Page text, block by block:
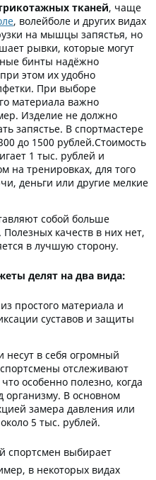
тканей, чаще
, волейболе и других видах
на мышцы запястья, но
рывки, которые могут
бинты надёжно
этом их удобно
При выборе
материала важно
Изделие не должно
запястье. В спортмастере
до 1500 рублей.Стоимость
1 тыс. рублей и
на тренировках, для того
деньги или другие мелкие
собой больше
качеств в них нет,
в лучшую сторону.
делят на два вида:
простого материала и
суставов и защиты
несут в себя огромный
отслеживают
особенно полезно, когда
организму. В основном
замера давления или
5 тыс. рублей.
спортсмен выбирает
в некоторых видах